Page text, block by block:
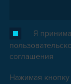
Я
соглашения
Нажимая кнопку